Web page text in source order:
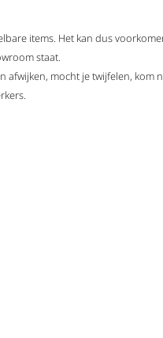
items. Het kan dus
staat.
mocht je twijfelen, kom